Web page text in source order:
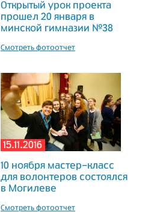
Открытый урок проекта
прошел 20 января в
минской гимназии №38
Смотреть фотоотчет
15.11.2016
10 ноября мастер-класс
для волонтеров состоялся
в Могилеве
Смотреть фотоотчет